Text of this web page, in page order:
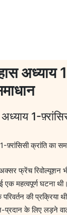
अध्याय
1-
फ़्रांसिसी क्रांति का
फ्रेंच रिवोल्यूशन
एक महत्वपूर्ण घटना
की प्रक्रिया
के लिए लड़ने